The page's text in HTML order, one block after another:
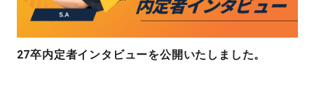
27卒内定者インタビューを公開いたしました。